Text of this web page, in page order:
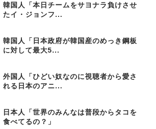
韓国人「本日チームをサヨナラ負けさせ
たイ・ジョンフ...
韓国人「日本政府が韓国産のめっき鋼板
に対して最大5...
外国人「ひどい奴なのに視聴者から愛さ
れる日本のアニ...
日本人「世界のみんなは普段からタコを
食べてるの？」